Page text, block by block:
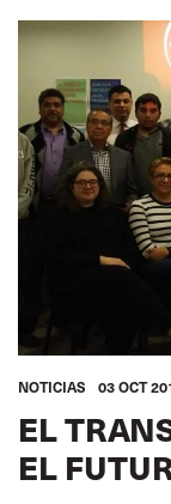
NOTICIAS 03 OCT
EL
EL